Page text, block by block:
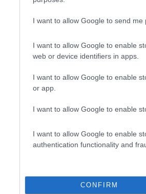
I want to allow Google to send me
I want to allow Google to enable
web or device identifiers in apps.
I want to allow Google to enable
or app.
I want to allow Google to enable
I want to allow Google to enable
authentication functionality and
CONFIRM
το Animasyros και την τέχνη
ο Μάνος Λοϊζος θα
κι εσείς αυτά τα